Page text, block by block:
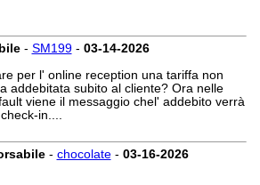
- SM199- 03-14-2026
per l' online reception una tariffa non
addebitata subito al cliente? Ora nelle
viene il messaggio chel' addebito verrà
in....
- chocolate- 03-16-2026